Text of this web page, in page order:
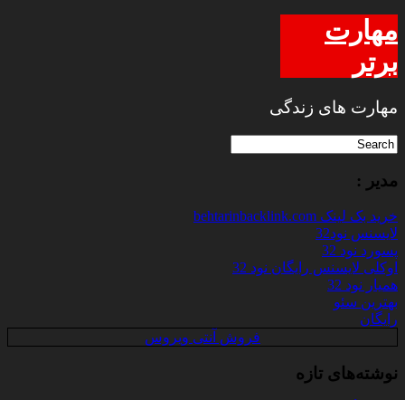
مهارت
برتر
مهارت های زندگی
مدیر :
خرید بک لینک behtarinbacklink.com
لایسنس نود32
پسورد نود 32
اوکلی لایسنس رایگان نود 32
همیار نود 32
بهترین سئو
رایگان
فروش آنتی ویروس
نوشته‌های تازه